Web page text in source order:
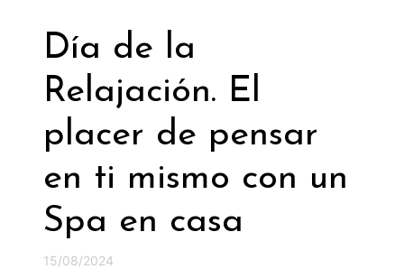
Día de la
Relajación. El
placer de pensar
en ti mismo con un
Spa en casa
15/08/2024